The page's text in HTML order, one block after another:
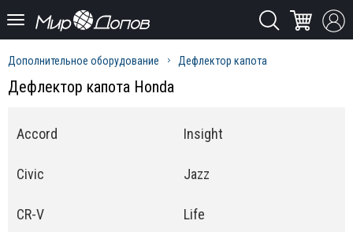
Дополнительное оборудование Дефлектор капота
Дефлектор капота Honda
Accord
Civic
CR-V
Insight
Jazz
Life